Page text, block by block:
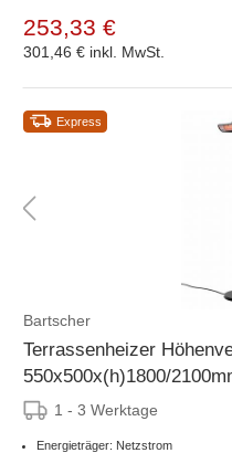
253,33 €
301,46 € inkl. MwSt.
Express
Bartscher
Terrassenheizer
550x500x(h)1800/
1 - 3 Werktage
Energieträger: Netzstrom